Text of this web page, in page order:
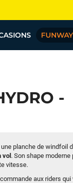
-
planche de windfoil
vol. Son shape
vitesse.
aux riders